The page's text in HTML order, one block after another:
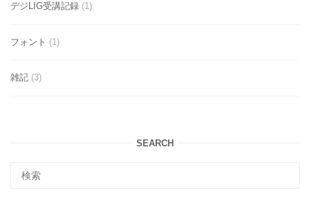
デジLIG受講記録 (1)
フォント (1)
雑記 (3)
SEARCH